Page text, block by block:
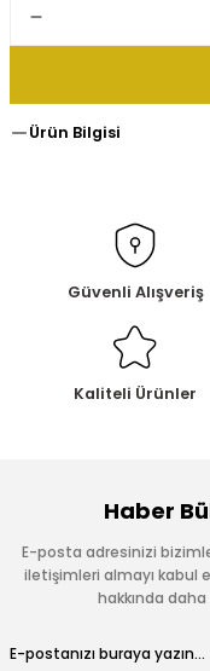
Ürün Bilgisi
Güvenli Alışveriş
Kaliteli Ürünler
Haber
E-posta adresinizi
iletişimleri almayı kabul
hakkında